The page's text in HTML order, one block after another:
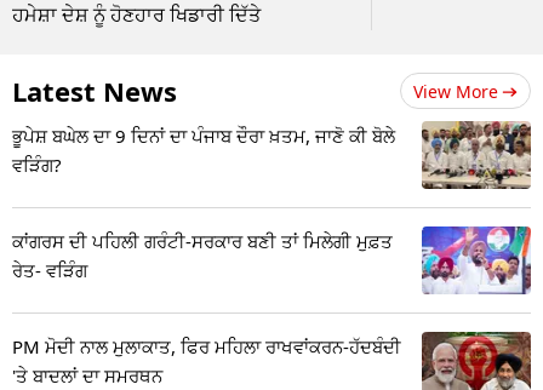
ਹਮੇਸ਼ਾ ਦੇਸ਼ ਨੂੰ ਹੋਣਹਾਰ ਖਿਡਾਰੀ ਦਿੱਤੇ
Latest News View More
ਭੂਪੇਸ਼ ਬਘੇਲ ਦਾ 9 ਦਿਨਾਂ ਦਾ ਪੰਜਾਬ ਦੌਰਾ ਖ਼ਤਮ, ਜਾਣੋ ਕੀ ਬੋਲੇ
ਵੜਿੰਗ?
ਕਾਂਗਰਸ ਦੀ ਪਹਿਲੀ ਗਰੰਟੀ-ਸਰਕਾਰ ਬਣੀ ਤਾਂ ਮਿਲੇਗੀ ਮੁਫ਼ਤ
ਰੇਤ- ਵੜਿੰਗ
PM ਮੋਦੀ ਨਾਲ ਮੁਲਾਕਾਤ, ਫਿਰ ਮਹਿਲਾ ਰਾਖਵਾਂਕਰਨ-ਹੱਦਬੰਦੀ
'ਤੇ ਬਾਦਲਾਂ ਦਾ ਸਮਰਥਨ